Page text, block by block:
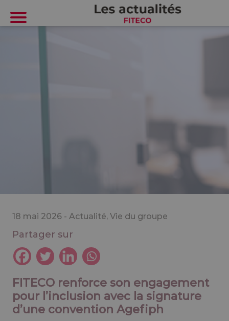
18 mai 2026 - Actualité, Vie du groupe
Partager sur
FITECO renforce son engagement
pour l’inclusion avec la signature
d’une convention Agefiph
Cookies management panel